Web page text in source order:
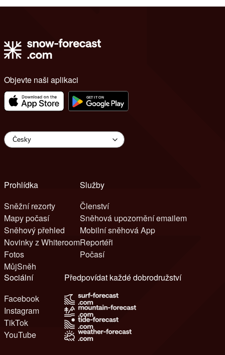
Objevte naši aplikaci
Prohlídka
Sněžní rezorty
Mapy počasí
Sněhový přehled
Novinky z Whiteroom
Fotos
MůjSněh
Služby
Členství
Sněhová upozornění emailem
Mobilní sněhová App
Reportéři
Počasí
Sociální
Facebook
Instagram
TikTok
YouTube
Předpovídat každé dobrodružství